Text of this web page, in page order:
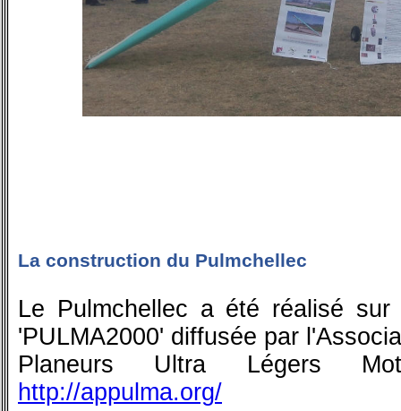
La construction du Pulmchellec
Le Pulmchellec a été réalisé
'PULMA2000' diffusée par
Planeurs Ultra Légers
http://appulma.org/